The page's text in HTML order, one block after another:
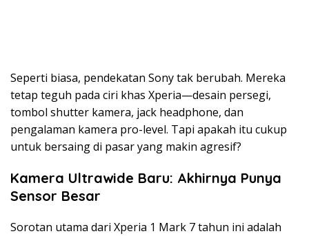
Seperti biasa, pendekatan Sony tak berubah. Mereka
tetap teguh pada ciri khas Xperia—desain persegi,
tombol shutter kamera, jack headphone, dan
pengalaman kamera pro-level. Tapi apakah itu cukup
untuk bersaing di pasar yang makin agresif?
Kamera Ultrawide Baru: Akhirnya Punya
Sensor Besar
Sorotan utama dari Xperia 1 Mark 7 tahun ini adalah